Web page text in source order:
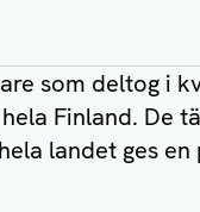
som deltog i
Finland. De
landet ges